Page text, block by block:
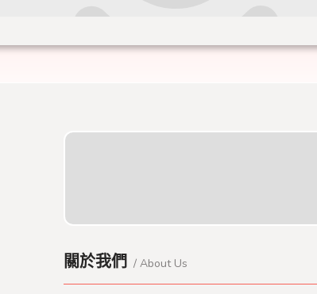
關於我們 / About Us